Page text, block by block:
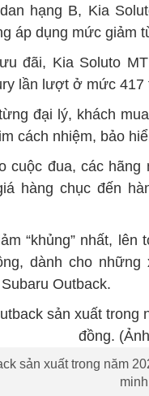
hạng B, Kia
áp dụng mức giảm
đãi, Kia Soluto
lần lượt ở mức
đại lý, khách
cách nhiệm, bảo
cuộc đua, các hãng
hàng chục đến
“khủng” nhất,
dành cho
Outback.
sản xuất trong năm